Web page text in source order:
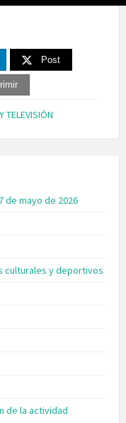
Post
TELEVISIÓN
de mayo de 2026
culturales y deportivos
de la actividad